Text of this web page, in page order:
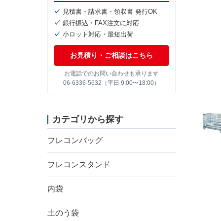
見積書・請求書・領収書 発行OK
銀行振込・FAX注文に対応
小ロット対応・最短出荷
お見積り・ご相談はこちら
お電話でのお問い合わせも承ります
06-6336-5632（平日 9:00〜18:00）
カテゴリから探す
フレコンバッグ
フレコンスタンド
内袋
土のう袋